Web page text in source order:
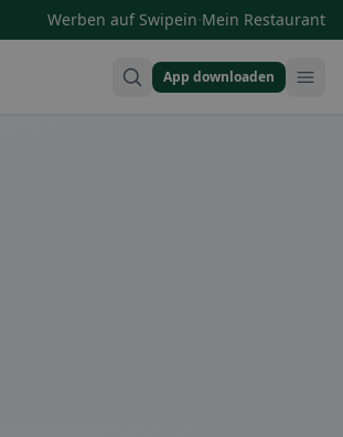
Werben auf Swipein·Mein Restaurant
App downloaden